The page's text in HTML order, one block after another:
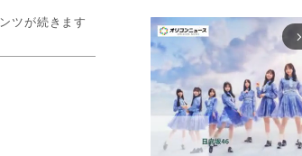
ツが続きます
arrow_forward_ios